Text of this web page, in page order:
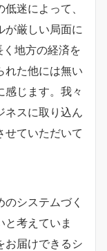
迷によって、
が厳しい局面に
地方の経済を
れた他には無い
感じます。我々
ネスに取り込ん
せていただいて
システムづく
と考えていま
お届けできるシ